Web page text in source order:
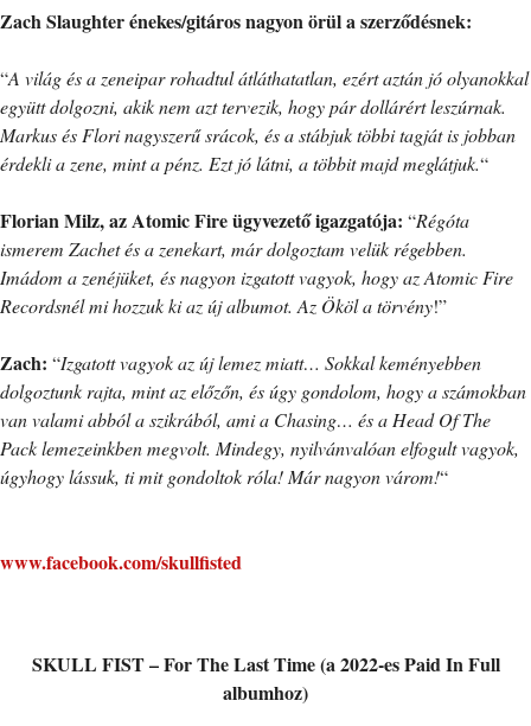
Zach Slaughter énekes/gitáros nagyon örül a szerződésnek:
“A világ és a zeneipar rohadtul átláthatatlan, ezért aztán jó olyanokkal
együtt dolgozni, akik nem azt tervezik, hogy pár dollárért leszúrnak.
Markus és Flori nagyszerű srácok, és a stábjuk többi tagját is jobban
érdekli a zene, mint a pénz. Ezt jó látni, a többit majd meglátjuk.“
Florian Milz, az Atomic Fire ügyvezető igazgatója: “Régóta
ismerem Zachet és a zenekart, már dolgoztam velük régebben.
Imádom a zenéjüket, és nagyon izgatott vagyok, hogy az Atomic Fire
Recordsnél mi hozzuk ki az új albumot. Az Ököl a törvény!”
Zach: “Izgatott vagyok az új lemez miatt… Sokkal keményebben
dolgoztunk rajta, mint az előzőn, és úgy gondolom, hogy a számokban
van valami abból a szikrából, ami a Chasing… és a Head Of The
Pack lemezeinkben megvolt. Mindegy, nyilvánvalóan elfogult vagyok,
úgyhogy lássuk, ti mit gondoltok róla! Már nagyon várom!“
www.facebook.com/skullfisted
SKULL FIST – For The Last Time (a 2022-es Paid In Full
albumhoz)